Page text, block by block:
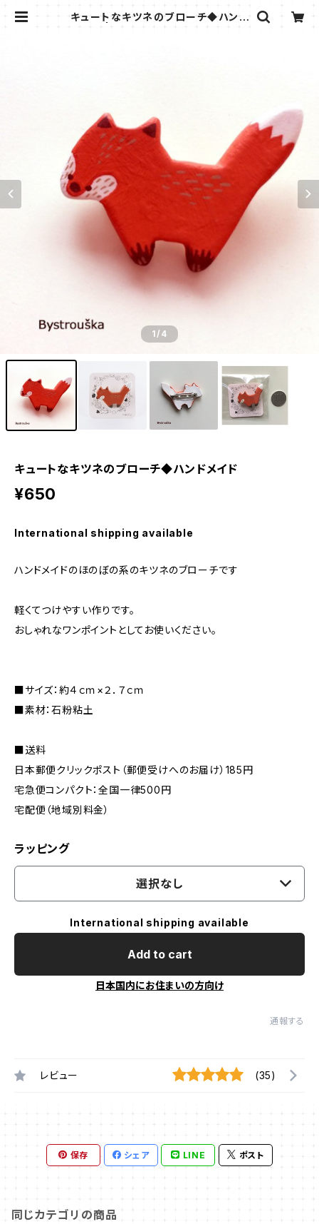
キュートなキツネのブローチ◆ハンド
1/4
キュートなキツネのブローチ◆ハンドメイド
¥650
International shipping available
ハンドメイドのほのぼの系のキツネのブローチです
軽くてつけやすい作りです。
おしゃれなワンポイントとしてお使いください。
■サイズ：約４ｃｍ×２．７ｃｍ
■素材：石粉粘土
■送料
日本郵便クリックポスト（郵便受けへのお届け）185円
宅急便コンパクト：全国一律500円
宅配便（地域別料金）
ラッピング
選択なし
International shipping available
Add to cart
日本国内にお住まいの方向け
通報する
レビュー (35)
保存 シェア LINE ポスト
同じカテゴリの商品